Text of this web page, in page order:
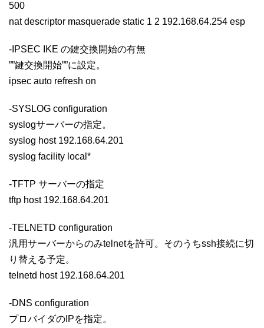
500
nat descriptor masquerade static 1 2 192.168.64.254 esp
-IPSEC IKE の鍵交換開始の有無
””鍵交換開始””に設定。
ipsec auto refresh on
-SYSLOG configuration
syslogサーバーの指定。
syslog host 192.168.64.201
syslog facility local*
-TFTP サーバーの指定
tftp host 192.168.64.201
-TELNETD configuration
汎用サーバーからのみtelnetを許可。そのうちssh接続に切
り替える予定。
telnetd host 192.168.64.201
-DNS configuration
プロバイダのIPを指定。